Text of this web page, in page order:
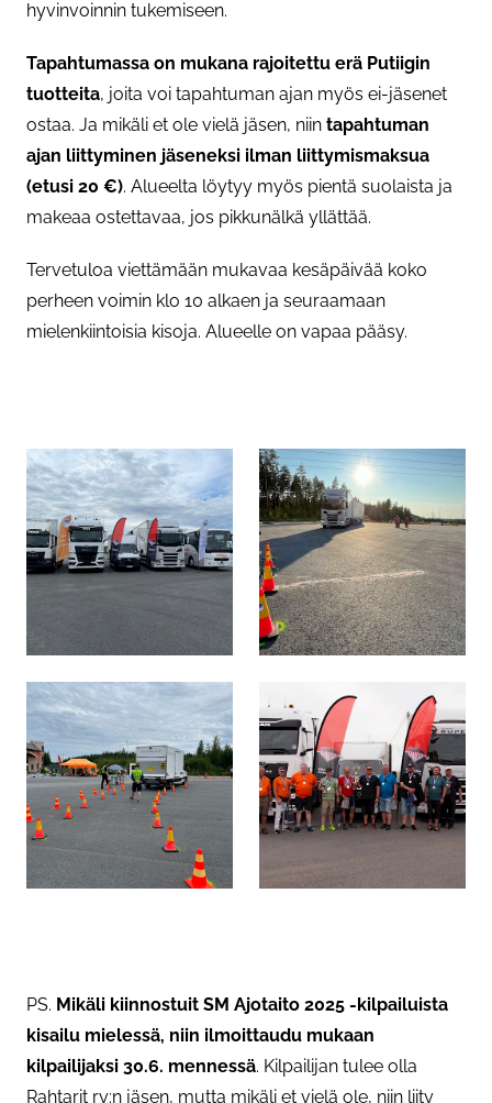
hyvinvoinnin tukemiseen.
Tapahtumassa on mukana rajoitettu erä Putiigin
tuotteita, joita voi tapahtuman ajan myös ei-jäsenet
ostaa. Ja mikäli et ole vielä jäsen, niin tapahtuman
ajan liittyminen jäseneksi ilman liittymismaksua
(etusi 20 €). Alueelta löytyy myös pientä suolaista ja
makeaa ostettavaa, jos pikkunälkä yllättää.
Tervetuloa viettämään mukavaa kesäpäivää koko
perheen voimin klo 10 alkaen ja seuraamaan
mielenkiintoisia kisoja. Alueelle on vapaa pääsy.
PS. Mikäli kiinnostuit SM Ajotaito 2025 -kilpailuista
kisailu mielessä, niin ilmoittaudu mukaan
kilpailijaksi 30.6. mennessä. Kilpailijan tulee olla
Rahtarit ry:n jäsen, mutta mikäli et vielä ole, niin liity